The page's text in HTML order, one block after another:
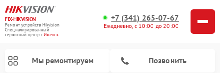
FIX-HIKVISION
Ремонт устройств Hikvision
Специализированный
cервисный центр г.Ижевск
+7 (341) 265-07-67
Ежедневно, с 10:00 до 20:00
Мы ремонтируем Позвонить